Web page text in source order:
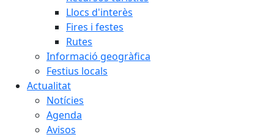
Llocs d'interès
Fires i festes
Rutes
Informació geogràfica
Festius locals
Actualitat
Notícies
Agenda
Avisos